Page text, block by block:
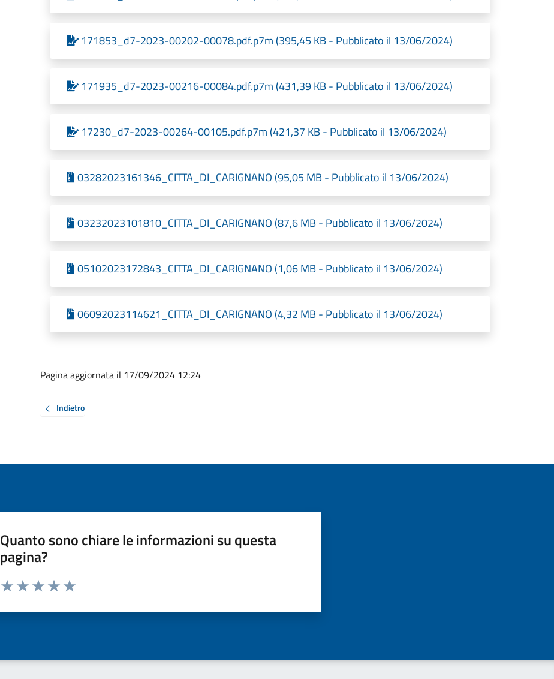
171853_d7-2023-00202-00078.pdf.p7m (395,45 KB - Pubblicato il 13/06/2024)
171935_d7-2023-00216-00084.pdf.p7m (431,39 KB - Pubblicato il 13/06/2024)
17230_d7-2023-00264-00105.pdf.p7m (421,37 KB - Pubblicato il 13/06/2024)
03282023161346_CITTA_DI_CARIGNANO (95,05 MB - Pubblicato il 13/06/2024)
03232023101810_CITTA_DI_CARIGNANO (87,6 MB - Pubblicato il 13/06/2024)
05102023172843_CITTA_DI_CARIGNANO (1,06 MB - Pubblicato il 13/06/2024)
06092023114621_CITTA_DI_CARIGNANO (4,32 MB - Pubblicato il 13/06/2024)
Pagina aggiornata il 17/09/2024 12:24
Indietro
Quanto sono chiare le informazioni su questa
pagina?
Valuta da 1 a 5 stelle la pagina